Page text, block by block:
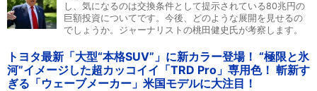
し、気になるのは交換条件として提示されている80兆円の
巨額投資についてです。今後、どのような展開を見せるの
でしょうか。ジャーナリストの桃田健史氏が考察します。
トヨタ最新「大型“本格SUV”」に新カラー登場！ “極限と氷
河”イメージした超カッコイイ「TRD Pro」専用色！ 斬新す
ぎる「ウェーブメーカー」米国モデルに大注目！